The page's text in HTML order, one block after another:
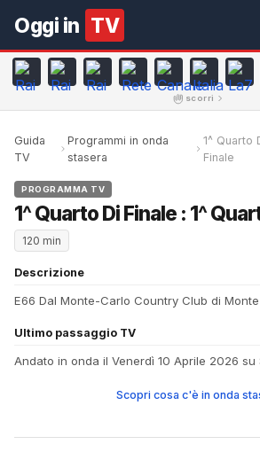
Oggi in TV
scorri
Guida
TV
Programmi in onda
stasera
1^ Quarto
Finale
PROGRAMMA TV
1^ Quarto Di Finale : 1^
120 min
Descrizione
E66 Dal Monte-Carlo Country Club di
Ultimo passaggio TV
Andato in onda il Venerdì 10 Aprile 2026 su
Scopri cosa c'è in onda